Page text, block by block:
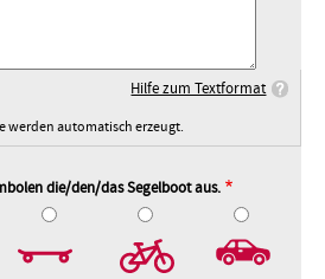
Hilfe zum Textformat
werden automatisch erzeugt.
die/den/das Segelboot aus.